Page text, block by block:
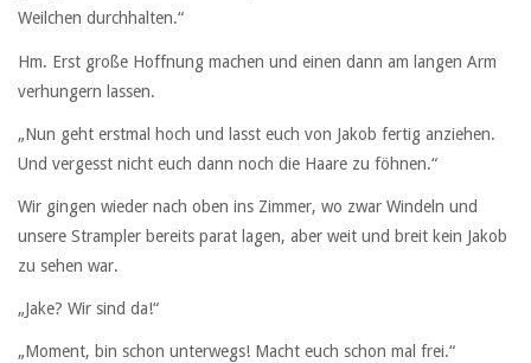
Weilchen durchhalten.“
Hm. Erst große Hoffnung machen und einen dann am langen Arm
verhungern lassen.
„Nun geht erstmal hoch und lasst euch von Jakob fertig anziehen.
Und vergesst nicht euch dann noch die Haare zu föhnen.“
Wir gingen wieder nach oben ins Zimmer, wo zwar Windeln und
unsere Strampler bereits parat lagen, aber weit und breit kein Jakob
zu sehen war.
„Jake? Wir sind da!“
„Moment, bin schon unterwegs! Macht euch schon mal frei.“